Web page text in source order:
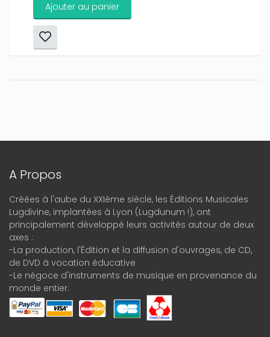
Ajouter au panier
A Propos
Créées à l'aube du XXIème siècle, les Éditions Musicales
Lugdivine, implantées à Lyon (Lugdunum !), ont
principalement développé leurs activités autour de deux
axes :
-La production, l'Édition et la diffusion d'ouvrages, de CD,
de DVD à vocation éducative
-Le négoce d'instruments de musique en provenance du
monde entier.